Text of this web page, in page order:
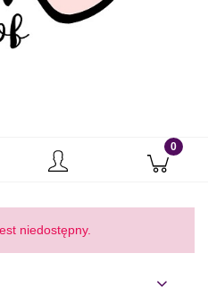
niedostępny.